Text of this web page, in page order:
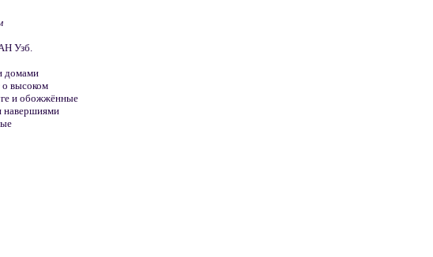
Узб.
домами
о высоком
и обожжённые
навершиями